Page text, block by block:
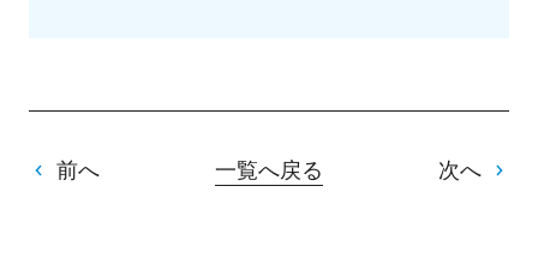
前へ 一覧へ戻る 次へ